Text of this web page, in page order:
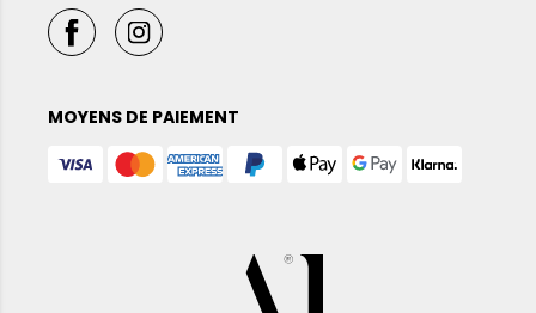
MOYENS DE PAIEMENT